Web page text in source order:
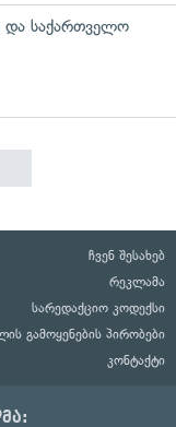
და საქართველო
ჩვენ შესახებ
რეკლამა
სარედაქციო კოდექსი
გამოყენების პირობები
კონტაქტი